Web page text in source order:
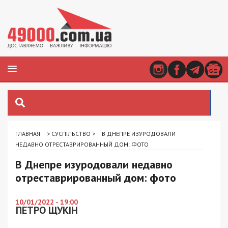
ГЛАВНАЯ > СУСПІЛЬСТВО >
В ДНЕПРЕ ИЗУРОДОВАЛИ
НЕДАВНО ОТРЕСТАВРИРОВАННЫЙ ДОМ: ФОТО
В Днепре изуродовали недавно
отреставрированный дом: фото
10/01/2022 - 19:00
ПЕТРО ЩУКІН